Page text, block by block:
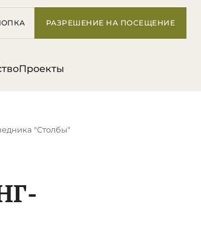
РАЗРЕШЕНИЕ НА ПОСЕЩЕНИЕ
Проекты
"Столбы"